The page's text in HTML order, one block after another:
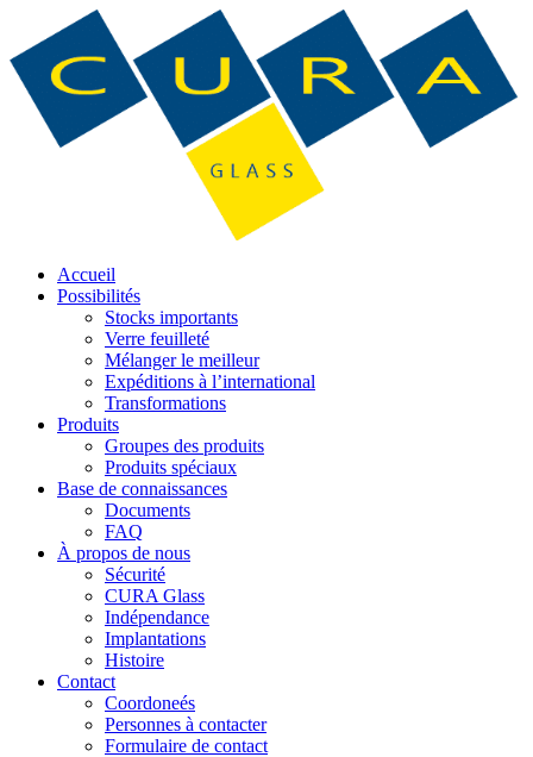
Accueil
Possibilités
Stocks importants
Verre feuilleté
Mélanger le meilleur
Expéditions à l’international
Transformations
Produits
Groupes des produits
Produits spéciaux
Base de connaissances
Documents
FAQ
À propos de nous
Sécurité
CURA Glass
Indépendance
Implantations
Histoire
Contact
Coordoneés
Personnes à contacter
Formulaire de contact